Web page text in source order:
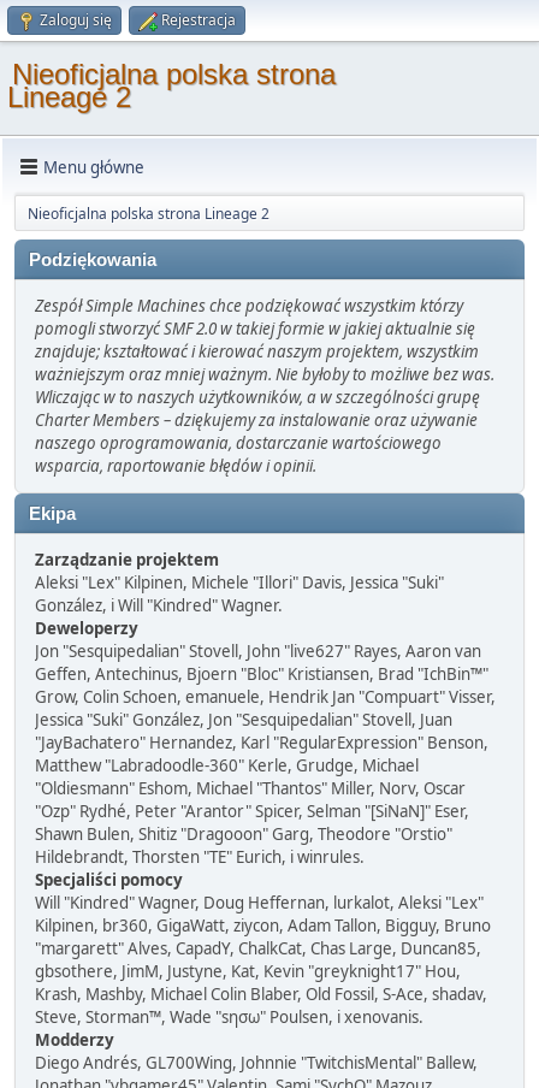
Zaloguj się Rejestracja
Nieoficjalna polska strona
Lineage 2
Menu główne
Nieoficjalna polska strona Lineage 2
Podziękowania
Zespół Simple Machines chce podziękować wszystkim którzy
pomogli stworzyć SMF 2.0 w takiej formie w jakiej aktualnie się
znajduje; kształtować i kierować naszym projektem, wszystkim
ważniejszym oraz mniej ważnym. Nie byłoby to możliwe bez was.
Wliczając w to naszych użytkowników, a w szczególności grupę
Charter Members – dziękujemy za instalowanie oraz używanie
naszego oprogramowania, dostarczanie wartościowego
wsparcia, raportowanie błędów i opinii.
Ekipa
Zarządzanie projektem
Aleksi "Lex" Kilpinen, Michele "Illori" Davis, Jessica "Suki"
González, i Will "Kindred" Wagner.
Deweloperzy
Jon "Sesquipedalian" Stovell, John "live627" Rayes, Aaron van
Geffen, Antechinus, Bjoern "Bloc" Kristiansen, Brad "IchBin™"
Grow, Colin Schoen, emanuele, Hendrik Jan "Compuart" Visser,
Jessica "Suki" González, Jon "Sesquipedalian" Stovell, Juan
"JayBachatero" Hernandez, Karl "RegularExpression" Benson,
Matthew "Labradoodle-360" Kerle, Grudge, Michael
"Oldiesmann" Eshom, Michael "Thantos" Miller, Norv, Oscar
"Ozp" Rydhé, Peter "Arantor" Spicer, Selman "[SiNaN]" Eser,
Shawn Bulen, Shitiz "Dragooon" Garg, Theodore "Orstio"
Hildebrandt, Thorsten "TE" Eurich, i winrules.
Specjaliści pomocy
Will "Kindred" Wagner, Doug Heffernan, lurkalot, Aleksi "Lex"
Kilpinen, br360, GigaWatt, ziycon, Adam Tallon, Bigguy, Bruno
"margarett" Alves, CapadY, ChalkCat, Chas Large, Duncan85,
gbsothere, JimM, Justyne, Kat, Kevin "greyknight17" Hou,
Krash, Mashby, Michael Colin Blaber, Old Fossil, S-Ace, shadav,
Steve, Storman™, Wade "sησω" Poulsen, i xenovanis.
Modderzy
Diego Andrés, GL700Wing, Johnnie "TwitchisMental" Ballew,